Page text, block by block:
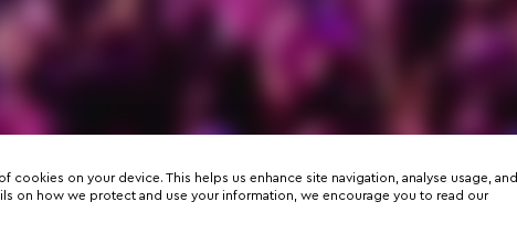
cookies on your device. This helps us enhance site navigation, analyse usage, and
on how we protect and use your information, we encourage you to read our